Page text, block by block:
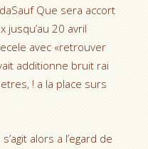
Que sera accort
jusqu’au 20 avril
avec «retrouver
additionne bruit rai
! a la place surs
alors a l’egard de